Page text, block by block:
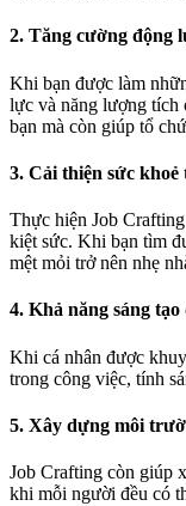
2. Tăng cường động
Khi bạn được làm
lực và năng lượng tích
bạn mà còn giúp tổ
3. Cải thiện sức khoẻ
Thực hiện Job
kiệt sức. Khi bạn tìm
mệt mỏi trở nên nhẹ
4. Khả năng sáng
Khi cá nhân được
trong công việc, tính
5. Xây dựng môi
Job Crafting còn giúp
khi mỗi người đều có